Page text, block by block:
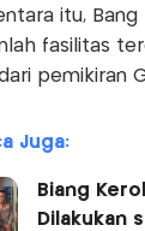
itu,
fasilitas
pemikiran
Juga:
Biang
Dilakukan